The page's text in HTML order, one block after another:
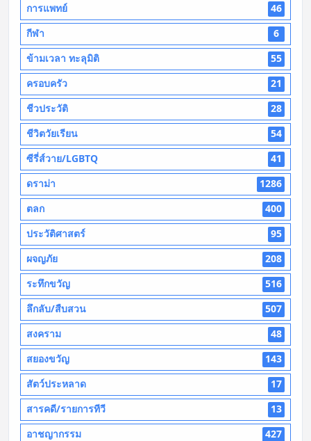
การแพทย์
46
กีฬา
6
ข้ามเวลา ทะลุมิติ
55
ครอบครัว
21
ชีวประวัติ
28
ชีวิตวัยเรียน
54
ซีรี่ส์วาย/LGBTQ
41
ดราม่า
1286
ตลก
400
ประวัติศาสตร์
95
ผจญภัย
208
ระทึกขวัญ
516
ลึกลับ/สืบสวน
507
สงคราม
48
สยองขวัญ
143
สัตว์ประหลาด
17
สารคดี/รายการทีวี
13
อาชญากรรม
427